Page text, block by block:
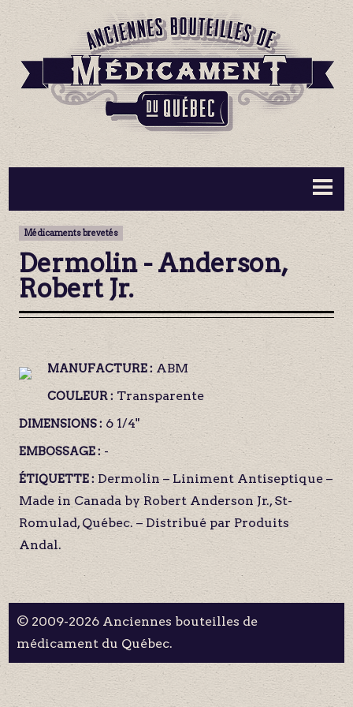
BOUTEILLES ▼
INFORMATION ▼
MA COLLECTION
CONTACT
Médicaments brevetés
Dermolin - Anderson,
Robert Jr.
MANUFACTURE : ABM
COULEUR : Transparente
DIMENSIONS : 6 1/4"
EMBOSSAGE :-
ÉTIQUETTE : Dermolin – Liniment Antiseptique –
Made in Canada by Robert Anderson Jr., St-
Romulad, Québec. – Distribué par Produits
Andal.
© 2009-2026 Anciennes bouteilles de
médicament du Québec.